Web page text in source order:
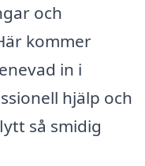
och
kommer
in i
hjälp och
så smidig